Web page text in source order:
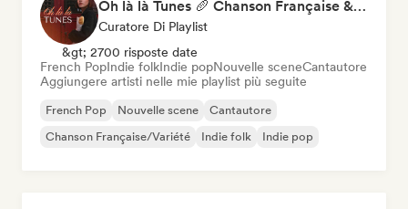
Oh là là Tunes 🥖 Chanson Française & Nouvelle Scène Française
Curatore Di Playlist
&gt; 2700 risposte date
French PopIndie folkIndie popNouvelle sceneCantautore
Aggiungere artisti nelle mie playlist più seguite
French Pop Nouvelle scene
Cantautore
Chanson Française/Variété
Indie folk Indie pop